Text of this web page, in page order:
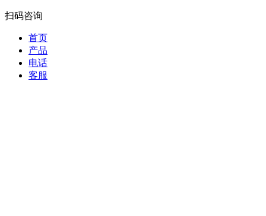
扫码咨询
首页
产品
电话
客服